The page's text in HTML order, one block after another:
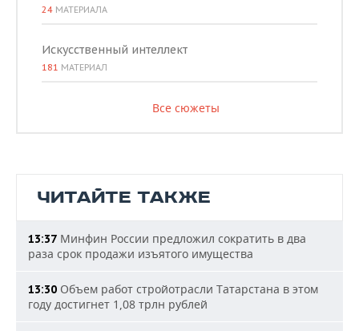
24 МАТЕРИАЛА
Искусственный интеллект
181 МАТЕРИАЛ
Все сюжеты
ЧИТАЙТЕ ТАКЖЕ
13:37 Минфин России предложил сократить в два
раза срок продажи изъятого имущества
13:30 Объем работ стройотрасли Татарстана в этом
году достигнет 1,08 трлн рублей